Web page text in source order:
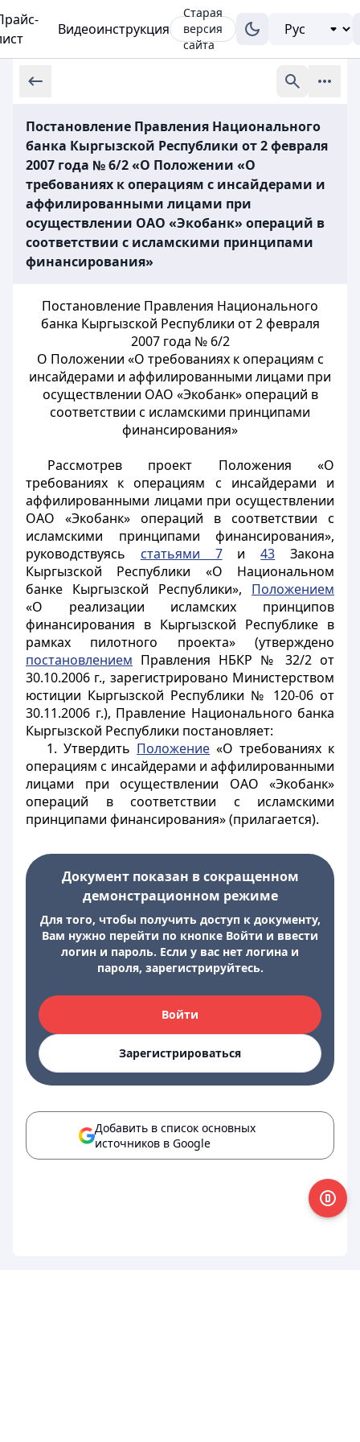
Видеоинструкция
Старая
версия
сайта
Постановление Правления Национального
банка Кыргызской Республики от 2 февраля
2007 года № 6/2 «О Положении «О
требованиях к операциям с инсайдерами и
аффилированными лицами при
осуществлении ОАО «Экобанк» операций в
соответствии с исламскими принципами
финансирования»
Постановление Правления Национального
банка Кыргызской Республики от 2 февраля
2007 года № 6/2
О Положении «О требованиях к операциям с
инсайдерами и аффилированными лицами при
осуществлении ОАО «Экобанк» операций в
соответствии с исламскими принципами
финансирования»
Рассмотрев проект Положения «О
требованиях к операциям с инсайдерами и
аффилированными лицами при осуществлении
ОАО «Экобанк» операций в соответствии с
исламскими принципами финансирования»,
руководствуясь статьями 7и43 Закона
Кыргызской Республики «О Национальном
банке Кыргызской Республики», Положением
«О реализации исламских принципов
финансирования в Кыргызской Республике в
рамках пилотного проекта» (утверждено
постановлением Правления НБКР № 32/2 от
30.10.2006 г., зарегистрировано Министерством
юстиции Кыргызской Республики № 120-06 от
30.11.2006 г.), Правление Национального банка
Кыргызской Республики постановляет:
1. Утвердить Положение «О требованиях к
операциям с инсайдерами и аффилированными
лицами при осуществлении ОАО «Экобанк»
операций в соответствии с исламскими
принципами финансирования» (прилагается).
Документ показан в сокращенном
демонстрационном режиме
Для того, чтобы получить доступ к документу,
Вам нужно перейти по кнопке Войти и ввести
логин и пароль. Если у вас нет логина и
пароля, зарегистрируйтесь.
Войти
Зарегистрироваться
Добавить в список основных
источников в Google